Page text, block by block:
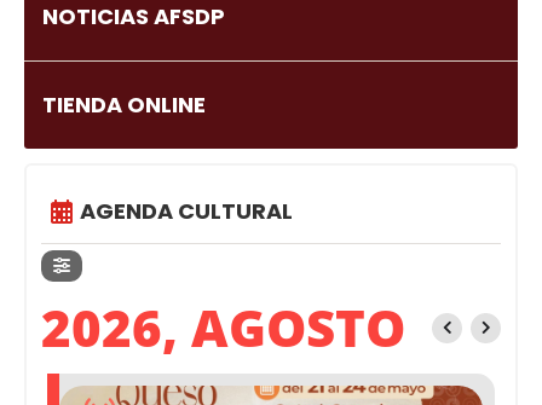
NOTICIAS AFSDP
TIENDA ONLINE
AGENDA CULTURAL
2026, AGOSTO